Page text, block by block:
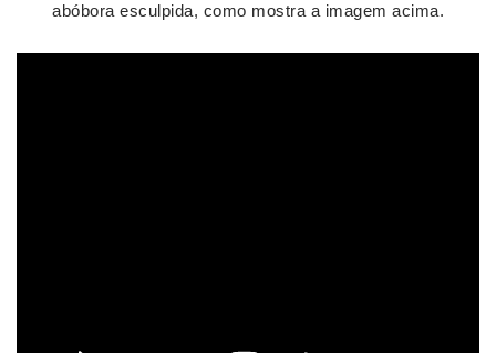
abóbora esculpida, como mostra a imagem acima.